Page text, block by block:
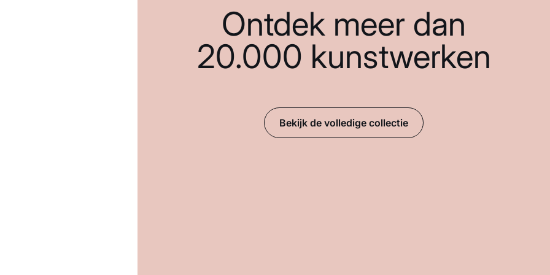
Ontdek meer dan
20.000 kunstwerken
Bekijk de volledige collectie